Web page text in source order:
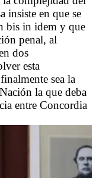
insiste en que se
bis in idem y que
penal, al
dos
esta
sea la
la que deba
entre Concordia